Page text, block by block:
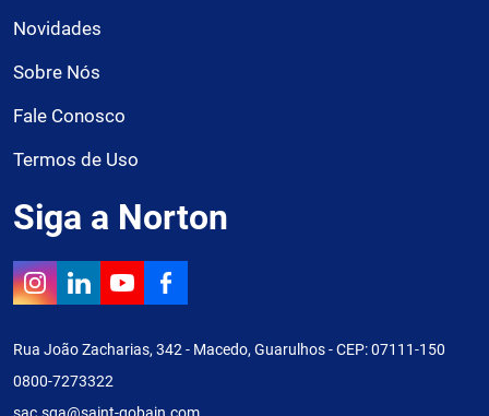
Novidades
Sobre Nós
Fale Conosco
Termos de Uso
Siga a Norton
Rua João Zacharias, 342 - Macedo, Guarulhos - CEP: 07111-150
0800-7273322